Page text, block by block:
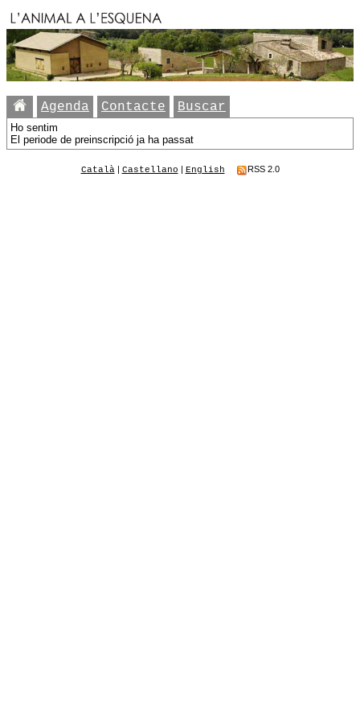
Agenda Contacte Buscar
Ho sentim
El periode de preinscripció ja ha passat
Català | Castellano | English RSS 2.0